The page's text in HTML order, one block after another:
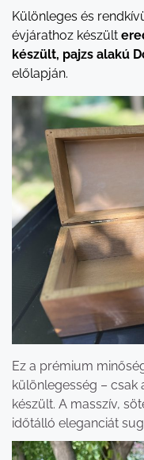
Különleges és
évjárathoz készült
készült, pajzs alakú
előlapján.
Ez a prémium
különlegesség –
készült. A masszív,
időtálló eleganciát